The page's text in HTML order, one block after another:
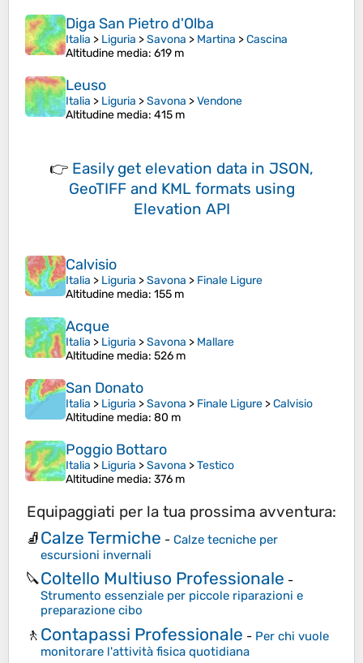
Diga San Pietro d'Olba
Italia > Liguria >Savona > Martina >Cascina
Altitudine media: 619 m
Leuso
Italia > Liguria >Savona >Vendone
Altitudine media: 415 m
👉 Easily get elevation data in JSON,
GeoTIFF and KML formats using
Elevation API
Calvisio
Italia > Liguria >Savona > Finale Ligure
Altitudine media: 155 m
Acque
Italia > Liguria >Savona > Mallare
Altitudine media: 526 m
San Donato
Italia > Liguria >Savona > Finale Ligure >Calvisio
Altitudine media: 80 m
Poggio Bottaro
Italia > Liguria >Savona >Testico
Altitudine media: 376 m
Equipaggiati per la tua prossima avventura:
🧦Calze Termiche - Calze tecniche per
escursioni invernali
🔪Coltello Multiuso Professionale -
Strumento essenziale per piccole riparazioni e
preparazione cibo
🚶 Contapassi Professionale - Per chi vuole
monitorare l'attività fisica quotidiana